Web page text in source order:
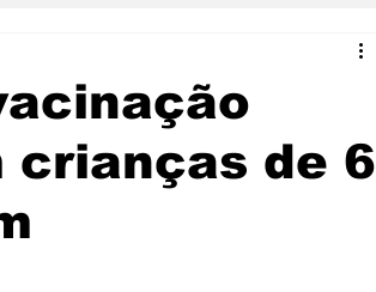
crianças de 6